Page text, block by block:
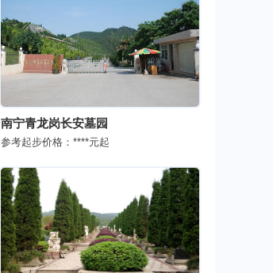
南宁青龙岗长安墓园
参考起步价格： ****元起